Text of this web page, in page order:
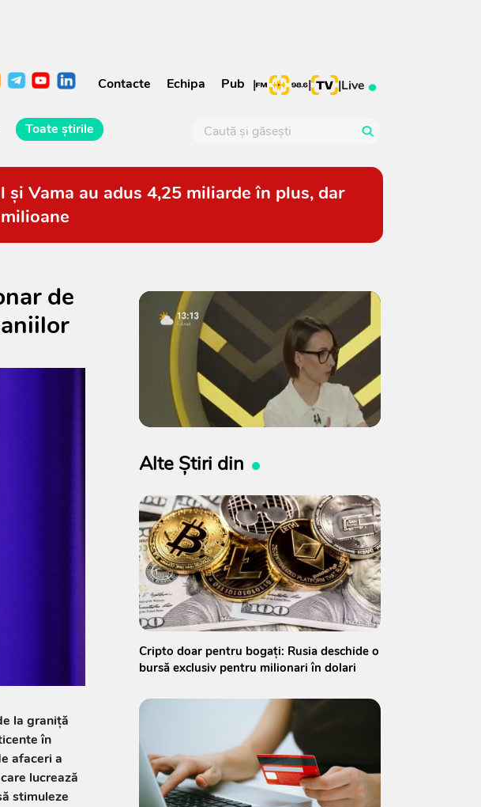
Contacte Echipa Pub | | |Live
Toate știrile
Vama au adus 4,25 miliarde în plus, dar
de
la graniță
în
afaceri a
lucrează
stimuleze
Alte Știri din
Cripto doar pentru bogați: Rusia deschide o
bursă exclusiv pentru milionari în dolari